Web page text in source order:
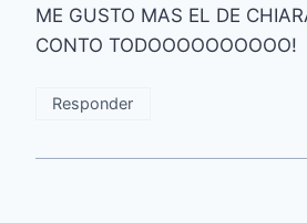
ME GUSTO MAS EL DE
CONTO TODOOOOOOOOOO!
Responder